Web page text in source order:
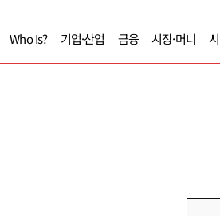
Who Is? 기업·산업 금융 시장·머니